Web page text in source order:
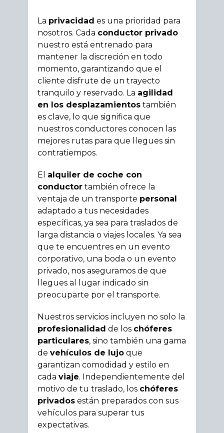
La privacidad es una prioridad para
nosotros. Cada conductor privado
nuestro está entrenado para
mantener la discreción en todo
momento, garantizando que el
cliente disfrute de un trayecto
tranquilo y reservado. La agilidad
en los desplazamientos también
es clave, lo que significa que
nuestros conductores conocen las
mejores rutas para que llegues sin
contratiempos.
El alquiler de coche con
conductor también ofrece la
ventaja de un transporte personal
adaptado a tus necesidades
específicas, ya sea para traslados de
larga distancia o viajes locales. Ya sea
que te encuentres en un evento
corporativo, una boda o un evento
privado, nos aseguramos de que
llegues al lugar indicado sin
preocuparte por el transporte.
Nuestros servicios incluyen no solo la
profesionalidad de los chóferes
particulares, sino también una gama
devehículos de lujo que
garantizan comodidad y estilo en
cadaviaje. Independientemente del
motivo de tu traslado, los chóferes
privados están preparados con sus
vehículos para superar tus
expectativas.